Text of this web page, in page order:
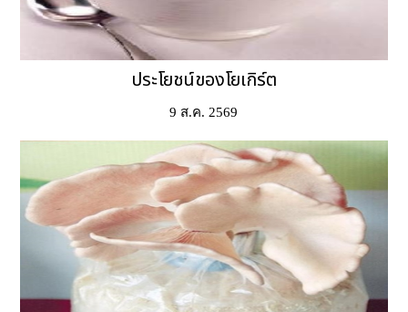
ประโยชน์ของโยเกิร์ต
9 ส.ค. 2569